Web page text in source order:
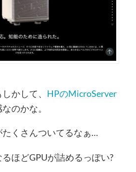
かして、 HPのMicroServer
のかな。
くさんついてるなぁ…
ほどGPUが詰めるっぽい?